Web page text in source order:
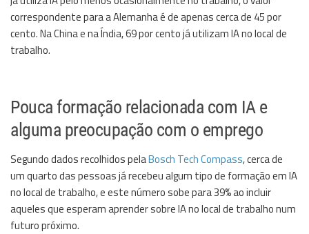
correspondente para a Alemanha é de apenas cerca de 45 por
cento. Na China e na Índia, 69 por cento já utilizam IA no local de
trabalho.
Pouca formação relacionada com IA e
alguma preocupação com o emprego
Segundo dados recolhidos pelaBosch Tech Compass, cerca de
um quarto das pessoas já recebeu algum tipo de formação em IA
no local de trabalho, e este número sobe para 39% ao incluir
aqueles que esperam aprender sobre IA no local de trabalho num
futuro próximo.